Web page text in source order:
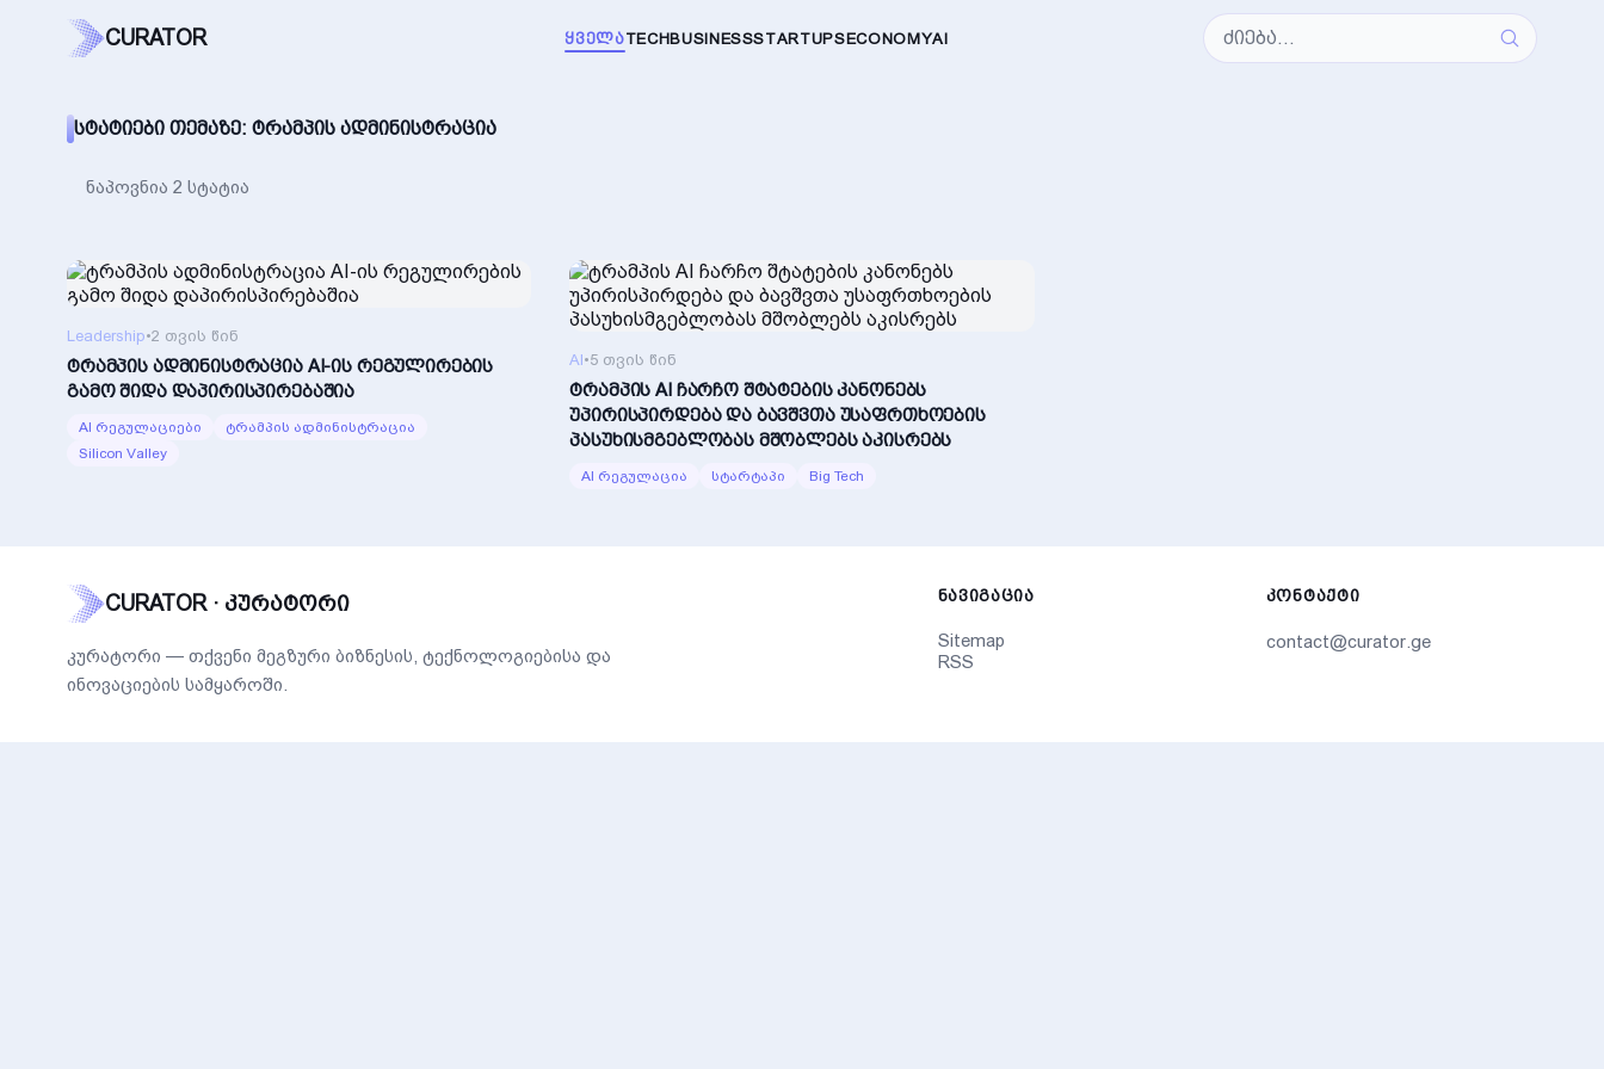
CURATOR ᲧᲕᲔᲚᲐTECHBUSINESSSTARTUPSECONOMYAI
ᲡᲢᲐᲢᲘᲔᲑᲘ ᲗᲔᲛᲐᲖᲔ: ᲢᲠᲐᲛᲞᲘᲡ ᲐᲓᲛᲘᲜᲘᲡᲢᲠᲐᲪᲘᲐ
ნაპოვნია 2 სტატია
Leadership•2 თვის წინ
ტრამპის ადმინისტრაცია AI-ის რეგულირების
გამო შიდა დაპირისპირებაშია
AI რეგულაციები
ტრამპის ადმინისტრაცია
Silicon Valley
AI•5 თვის წინ
ტრამპის AI ჩარჩო შტატების კანონებს
უპირისპირდება და ბავშვთა უსაფრთხოების
პასუხისმგებლობას მშობლებს აკისრებს
AI რეგულაცია სტარტაპი Big Tech
CURATOR · კურატორი
კურატორი — თქვენი მეგზური ბიზნესის, ტექნოლოგიებისა და
ინოვაციების სამყაროში.
ᲜᲐᲕᲘᲒᲐᲪᲘᲐ
Sitemap
RSS
ᲙᲝᲜᲢᲐᲥᲢᲘ
contact@curator.ge